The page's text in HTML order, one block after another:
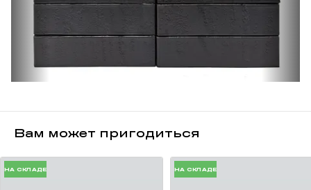
Вам может пригодиться
НА СКЛАДЕ НА СКЛАДЕ